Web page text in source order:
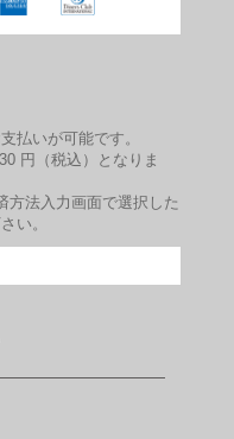
払いが可能です。
円（税込）となりま
方法入力画面で選択した
い。